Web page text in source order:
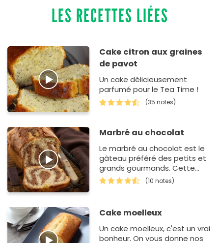
LES RECETTES LIÉES
Cake citron aux graines
de pavot
Un cake délicieusement
parfumé pour le Tea Time !
(35 notes)
Marbré au chocolat
Le marbré au chocolat est le
gâteau préféré des petits et
grands gourmands. Cette
recette est tellement facile à
pré…
(10 notes)
Cake moelleux
Un cake moelleux, c'est un vrai
bonheur. On vous donne nos